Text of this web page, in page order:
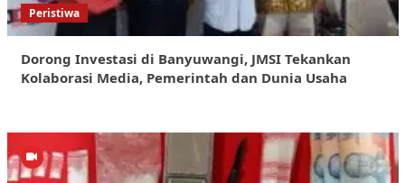
Peristiwa
Dorong Investasi di Banyuwangi, JMSI Tekankan
Kolaborasi Media, Pemerintah dan Dunia Usaha